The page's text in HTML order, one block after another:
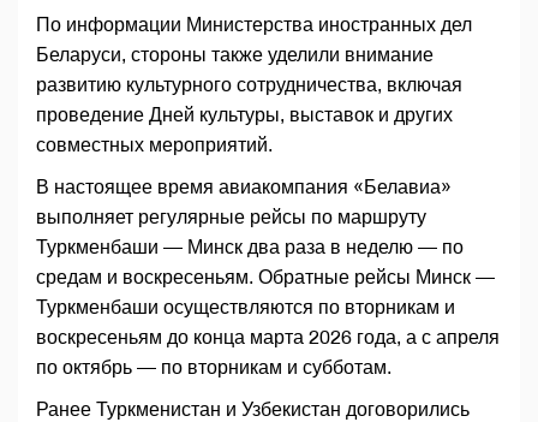
По информации Министерства иностранных дел
Беларуси, стороны также уделили внимание
развитию культурного сотрудничества, включая
проведение Дней культуры, выставок и других
совместных мероприятий.
В настоящее время авиакомпания «Белавиа»
выполняет регулярные рейсы по маршруту
Туркменбаши — Минск два раза в неделю — по
средам и воскресеньям. Обратные рейсы Минск —
Туркменбаши осуществляются по вторникам и
воскресеньям до конца марта 2026 года, а с апреля
по октябрь — по вторникам и субботам.
Ранее Туркменистан и Узбекистан договорились